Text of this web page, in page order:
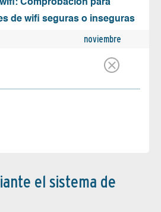
Comprobación para
de wifi seguras o inseguras
noviembre
el sistema de